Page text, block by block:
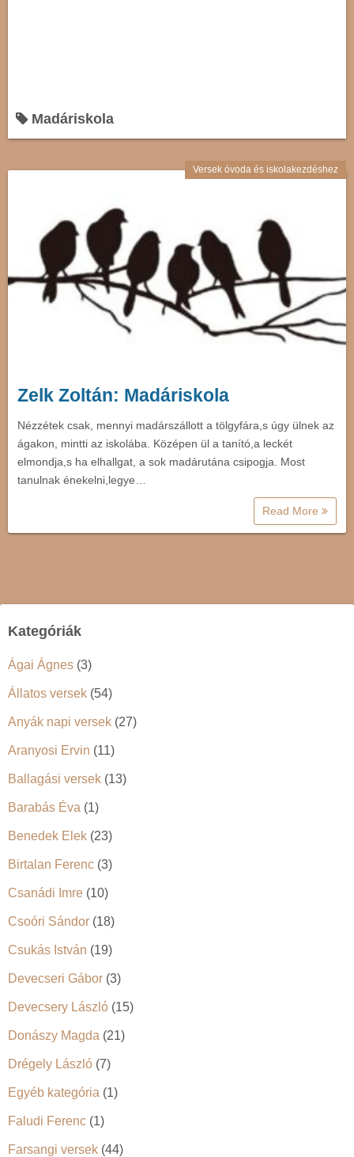
Madáriskola
Versek óvoda és iskolakezdéshez
Zelk Zoltán: Madáriskola
Nézzétek csak, mennyi madárszállott a tölgyfára,s úgy ülnek az
ágakon, mintti az iskolába. Középen ül a tanító,a leckét
elmondja,s ha elhallgat, a sok madárutána csipogja. Most
tanulnak énekelni,legye…
Read More
Kategóriák
Ágai Ágnes (3)
Állatos versek (54)
Anyák napi versek (27)
Aranyosi Ervin (11)
Ballagási versek (13)
Barabás Éva (1)
Benedek Elek (23)
Birtalan Ferenc (3)
Csanádi Imre (10)
Csoóri Sándor (18)
Csukás István (19)
Devecseri Gábor (3)
Devecsery László (15)
Donászy Magda (21)
Drégely László (7)
Egyéb kategória (1)
Faludi Ferenc (1)
Farsangi versek (44)